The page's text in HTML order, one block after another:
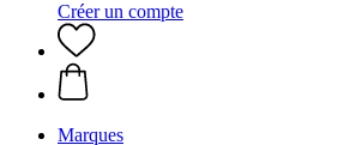
Créer un compte
Marques